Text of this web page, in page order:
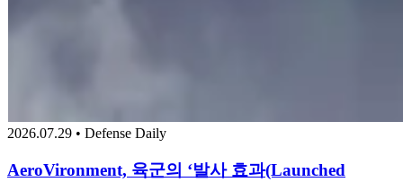
2026.07.29 • Defense Daily
AeroVironment, 육군의 ‘발사 효과(Launched